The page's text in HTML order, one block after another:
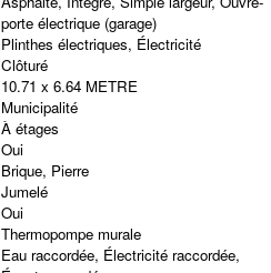
porte électrique (garage)
Plinthes électriques, Électricité
Clôturé
10.71 x 6.64 METRE
Municipalité
À étages
Oui
Brique, Pierre
Jumelé
Oui
Thermopompe murale
Eau raccordée, Électricité raccordée,